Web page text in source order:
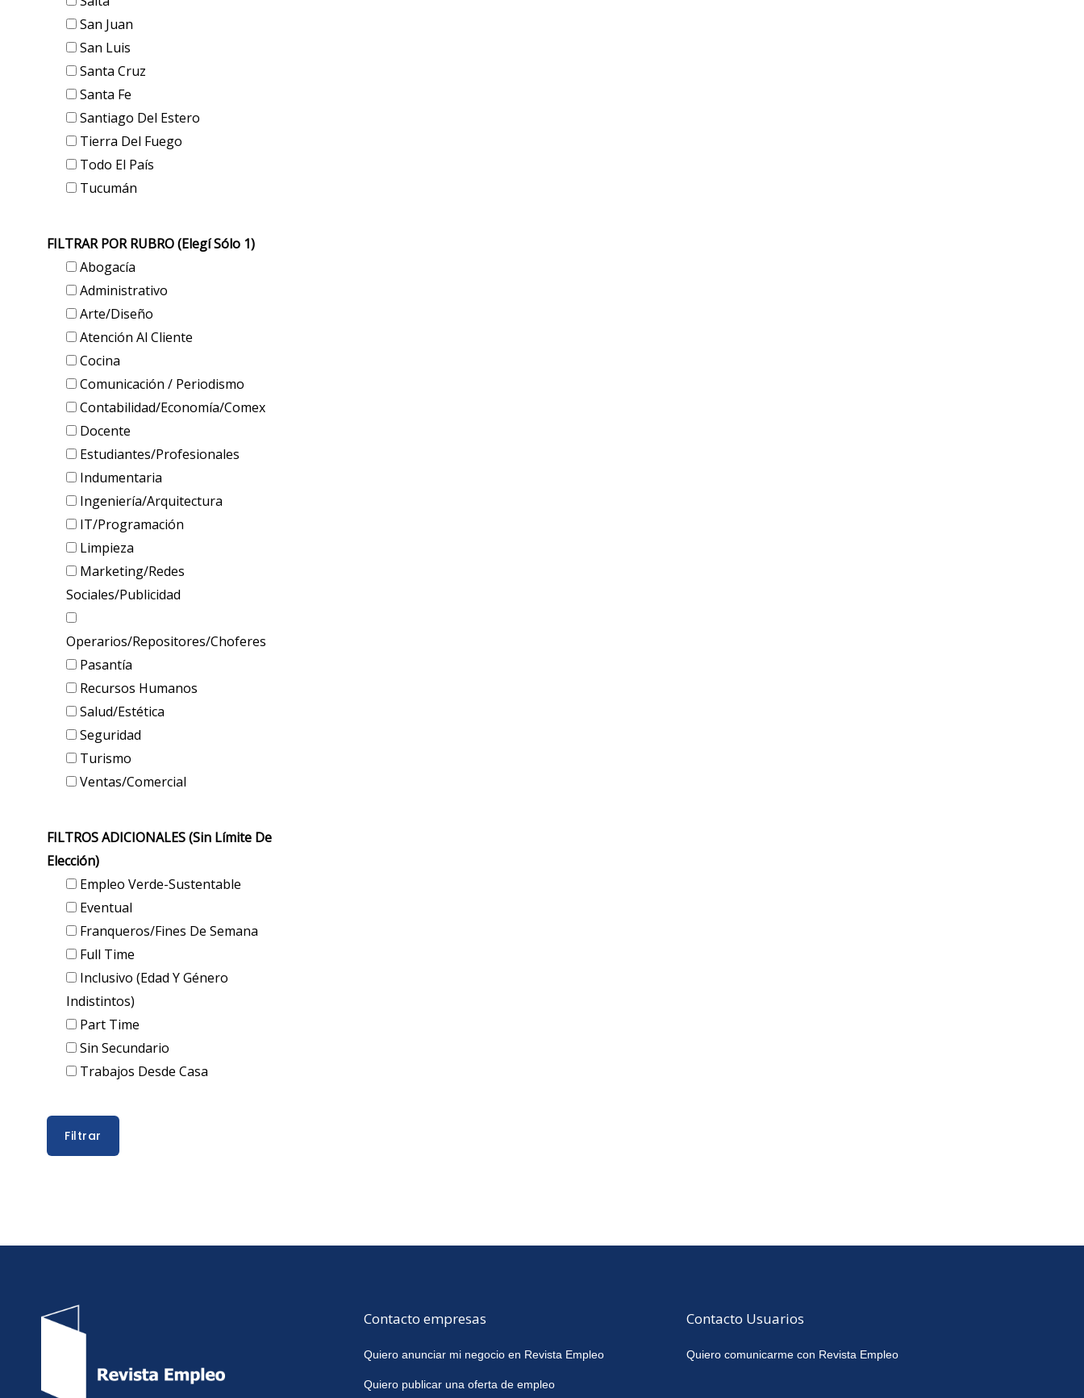
San Juan
San Luis
Santa Cruz
Santa Fe
Santiago Del Estero
Tierra Del Fuego
Todo El País
Tucumán
FILTRAR POR RUBRO (elegí Sólo 1)
Abogacía
Administrativo
Arte/Diseño
Atención Al Cliente
Cocina
Comunicación / Periodismo
Contabilidad/Economía/Comex
Docente
Estudiantes/Profesionales
Indumentaria
Ingeniería/Arquitectura
IT/Programación
Limpieza
Marketing/Redes
Sociales/Publicidad
Operarios/Repositores/Choferes
Pasantía
Recursos Humanos
Salud/Estética
Seguridad
Turismo
Ventas/Comercial
FILTROS ADICIONALES (sin Límite De
Elección)
Empleo Verde-Sustentable
Eventual
Franqueros/Fines De Semana
Full Time
Inclusivo (edad Y Género
Indistintos)
Part Time
Sin Secundario
Trabajos Desde Casa
Contacto empresas
Quiero anunciar mi negocio en Revista Empleo
Quiero publicar una oferta de empleo
Contacto Usuarios
Quiero comunicarme con Revista Empleo